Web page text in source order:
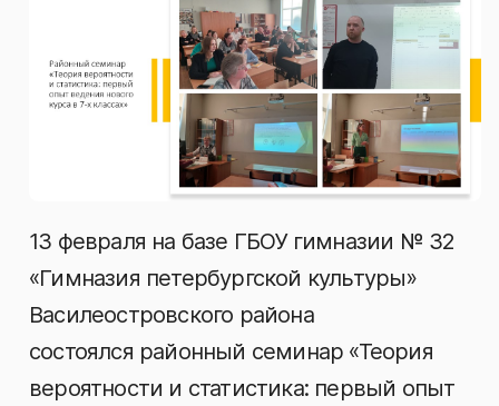
13 февраля на базе ГБОУ гимназии № 32
«Гимназия петербургской культуры»
Василеостровского района
состоялся районный семинар «Теория
вероятности и статистика: первый опыт